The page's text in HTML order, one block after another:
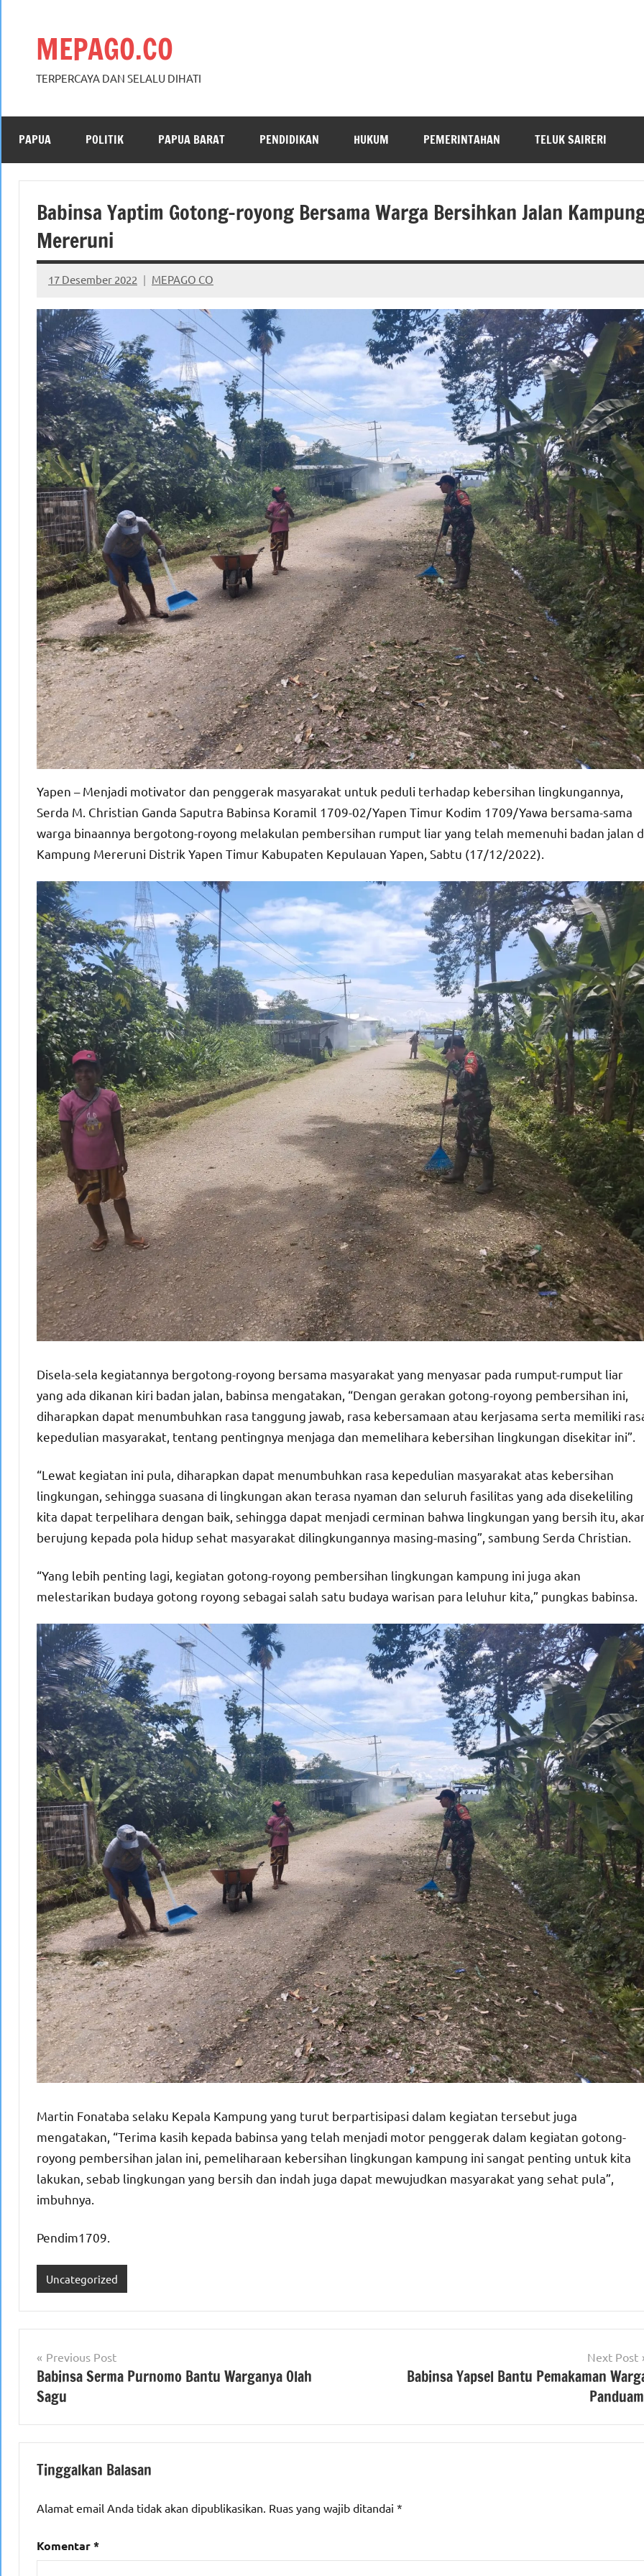
MEPAGO.CO
TERPERCAYA DAN SELALU DIHATI
PAPUA POLITIK PAPUA BARAT PENDIDIKAN HUKUM PEMERINTAHAN TELUK SAIRERI
Babinsa Yaptim Gotong-royong Bersama Warga Bersihkan Jalan
Mereruni
17 Desember 2022 MEPAGO CO
No
comments
Yapen – Menjadi motivator dan penggerak masyarakat untuk peduli terhadap kebersihan lingkungannya,
Serda M. Christian Ganda Saputra Babinsa Koramil 1709-02/Yapen Timur Kodim 1709/Yawa bersama-sama
warga binaannya bergotong-royong melakulan pembersihan rumput liar yang telah memenuhi badan jalan
Kampung Mereruni Distrik Yapen Timur Kabupaten Kepulauan Yapen, Sabtu (17/12/2022).
Disela-sela kegiatannya bergotong-royong bersama masyarakat yang menyasar pada rumput-rumput liar
yang ada dikanan kiri badan jalan, babinsa mengatakan, “Dengan gerakan gotong-royong pembersihan ini,
diharapkan dapat menumbuhkan rasa tanggung jawab, rasa kebersamaan atau kerjasama serta memiliki
kepedulian masyarakat, tentang pentingnya menjaga dan memelihara kebersihan lingkungan disekitar ini”.
“Lewat kegiatan ini pula, diharapkan dapat menumbuhkan rasa kepedulian masyarakat atas kebersihan
lingkungan, sehingga suasana di lingkungan akan terasa nyaman dan seluruh fasilitas yang ada disekeliling
kita dapat terpelihara dengan baik, sehingga dapat menjadi cerminan bahwa lingkungan yang bersih itu,
berujung kepada pola hidup sehat masyarakat dilingkungannya masing-masing”, sambung Serda Christian.
“Yang lebih penting lagi, kegiatan gotong-royong pembersihan lingkungan kampung ini juga akan
melestarikan budaya gotong royong sebagai salah satu budaya warisan para leluhur kita,” pungkas babinsa.
Martin Fonataba selaku Kepala Kampung yang turut berpartisipasi dalam kegiatan tersebut juga
mengatakan, “Terima kasih kepada babinsa yang telah menjadi motor penggerak dalam kegiatan gotong-
royong pembersihan jalan ini, pemeliharaan kebersihan lingkungan kampung ini sangat penting untuk kita
lakukan, sebab lingkungan yang bersih dan indah juga dapat mewujudkan masyarakat yang sehat pula”,
imbuhnya.
Pendim1709.
Uncategorized
Navigasi
pos
Previous Post
Babinsa Serma Purnomo Bantu Warganya Olah
Sagu
Next Post
Babinsa Yapsel Bantu Pemakaman
Tinggalkan Balasan
Alamat email Anda tidak akan dipublikasikan. Ruas yang wajib ditandai *
Komentar*